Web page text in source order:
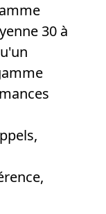
30 à